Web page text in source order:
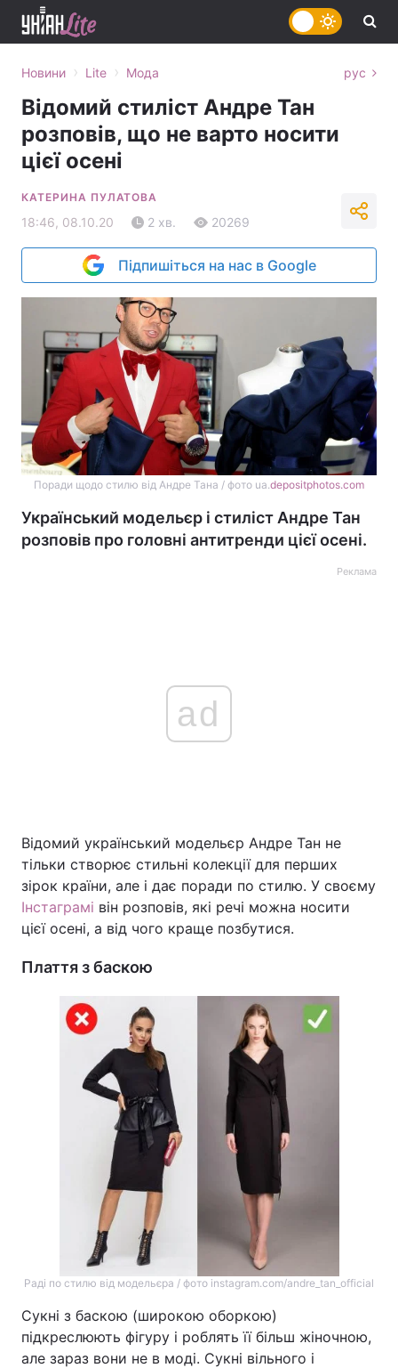
Головна Війна
Україна Політика
Техно і зв'язок Лайт
Інциденти
Погода
Регіони
Відео з Youtube Статті
Інтерв'ю Думки
Архів Вакансії
Новини › Lite › Мода рус
Відомий стиліст Андре Тан
розповів, що не варто носити
цієї осені
КАТЕРИНА ПУЛАТОВА
18:46, 08.10.20 2 хв. 20269
Підпишіться на нас в Google
Поради щодо стилю від Андре Тана / фото ua.depositphotos.com
Український модельєр і стиліст Андре Тан
розповів про головні антитренди цієї осені.
Реклама
ad
Відомий український модельєр Андре Тан не
тільки створює стильні колекції для перших
зірок країни, але і дає поради по стилю. У своєму
Інстаграмі він розповів, які речі можна носити
цієї осені, а від чого краще позбутися.
Плаття з баскою
Раді по стилю від модельєра / фото instagram.com/andre_tan_official
Сукні з баскою (широкою оборкою)
підкреслюють фігуру і роблять її більш жіночною,
але зараз вони не в моді. Сукні вільного і